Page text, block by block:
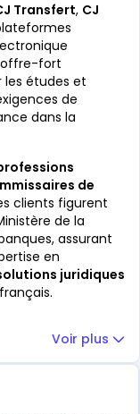
Transfert, CJ
fort
les études et
de
dans la
de
clients figurent
de la
assurant
en
juridiques
Voir plus